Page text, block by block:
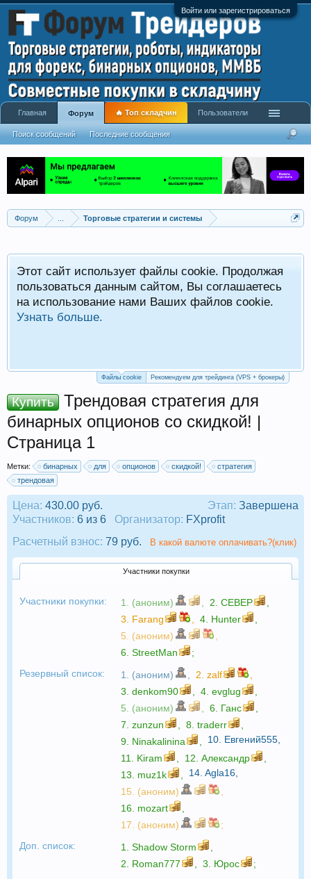
Войти или зарегистрироваться
Форум Торговые стратегии и системы
Этот сайт использует файлы cookie. Продолжая
пользоваться данным сайтом, Вы соглашаетесь
на использование нами Ваших файлов cookie.
Узнать больше.
Файлы cookie Рекомендуем для трейдинга (VPS + брокеры)
Купить
Трендовая стратегия для
бинарных опционов со скидкой! |
Страница 1
Метки: бинарных для опционов скидкой!
стратегия
трендовая
Этап: Завершена
Цена: 430.00 руб.
Участников: 6 из 6 Организатор: FXprofit
Расчетный взнос: 79 руб. В какой валюте оплачивать?(клик)
Участники покупки
Участники покупки: 1. (аноним) 2. CEBEP
3. Farang 4. Hunter
5. (аноним)
6. StreetMan
;
Резервный список:
1. (аноним) 2. zalf
3. denkom90 4. evglug
5. (аноним)
6. Ганс
7. zunzun 8. traderr
9. Ninakalinina 10. Евгений555
11. Kiram 12. Александр
13. muz1k 14. Agla16
15. (аноним)
16. mozart
17. (аноним)
;
Доп. список:
1. Shadow Storm
2. Roman777 3. Юрос ;
Главная Форум
Поиск сообщений Последние сообщения
🔥 Топ складчин Пользователи